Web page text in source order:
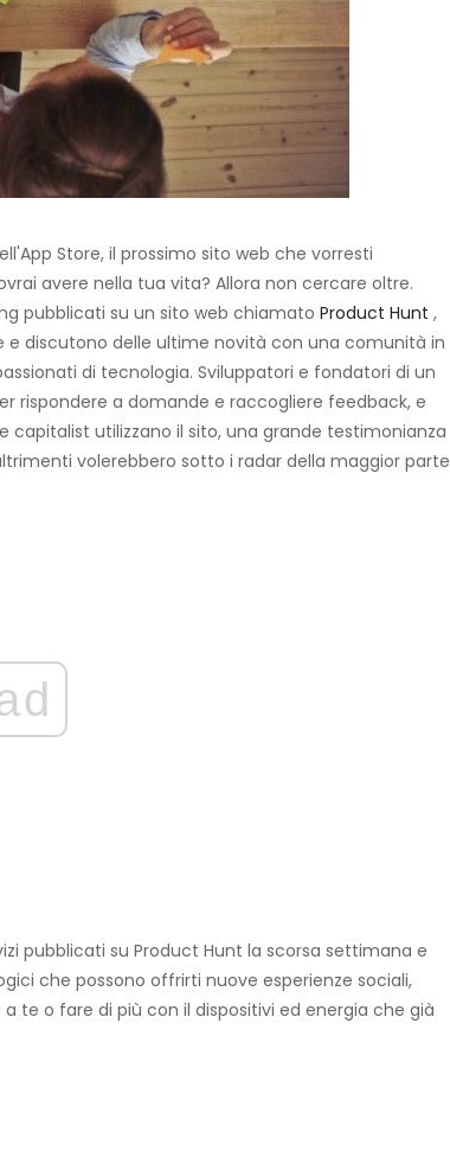
Store, il prossimo sito web che vorresti
avere nella tua vita? Allora non cercare oltre.
pubblicati su un sito web chiamato Product Hunt ,
discutono delle ultime novità con una comunità in
di tecnologia. Sviluppatori e fondatori di un
rispondere a domande e raccogliere feedback, e
utilizzano il sito, una grande testimonianza
volerebbero sotto i radar della maggior parte
pubblicati su Product Hunt la scorsa settimana e
che possono offrirti nuove esperienze sociali,
te o fare di più con il dispositivi ed energia che già